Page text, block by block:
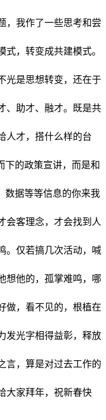
，我作了一些思考和尝
，转变成共建模式。
光是思想转变，还在于
、助才、融才。既是共
人才，搭什么样的台
下的政策宣讲，而是和
数据等等信息的你来我
会客理念，才会找到人
。仅若搞几次活动，喊
想他的，孤掌难鸣，哪
做，看不见的，根植在
发光字相得益彰，释放
言，算是对过去工作的
大家拜年，祝新春快